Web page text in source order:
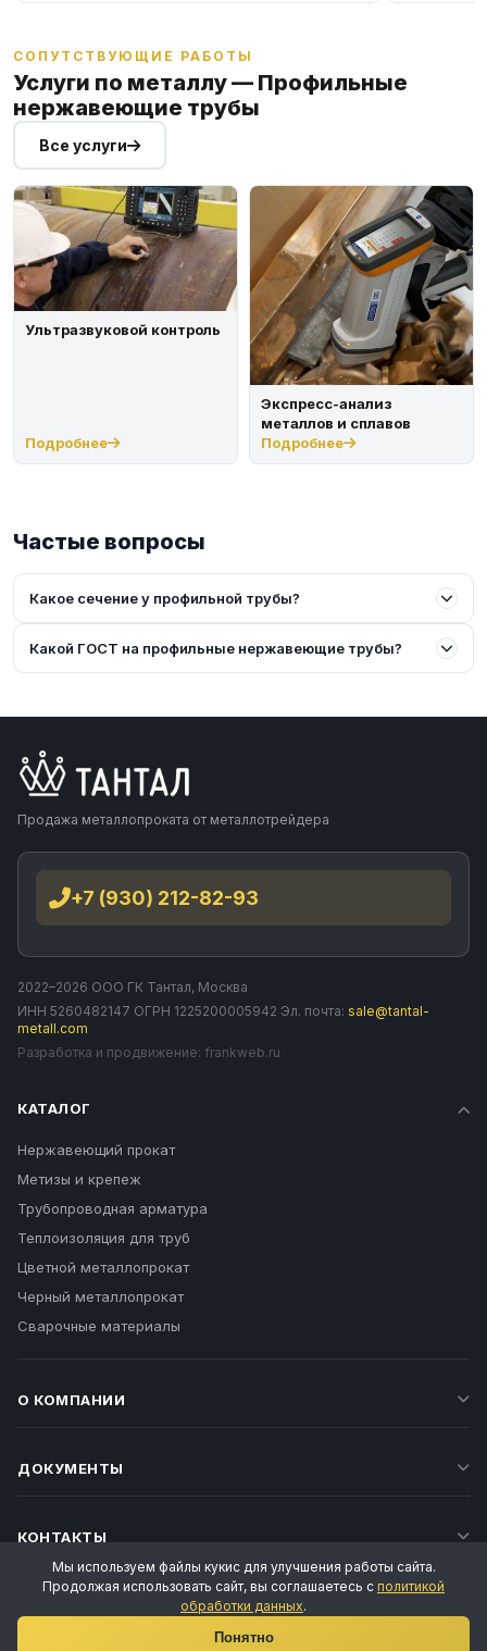
СОПУТСТВУЮЩИЕ РАБОТЫ
Услуги по металлу — Профильные
нержавеющие трубы
Все услуги
Ультразвуковой контроль
Подробнее
Экспресс-анализ
металлов и сплавов
Подробнее
Частые вопросы
Какое сечение у профильной трубы?
Какой ГОСТ на профильные нержавеющие трубы?
Продажа металлопроката от металлотрейдера
+7 (930) 212-82-93
2022–2026 ООО ГК Тантал, Москва
ИНН 5260482147 ОГРН 1225200005942 Эл. почта: sale@tantal-
metall.com
Разработка и продвижение: frankweb.ru
КАТАЛОГ
Нержавеющий прокат
Метизы и крепеж
Трубопроводная арматура
Теплоизоляция для труб
Цветной металлопрокат
Черный металлопрокат
Сварочные материалы
О КОМПАНИИ
ДОКУМЕНТЫ
КОНТАКТЫ
Мы используем файлы кукис для улучшения работы сайта.
Продолжая использовать сайт, вы соглашаетесь с политикой
обработки данных.
Понятно